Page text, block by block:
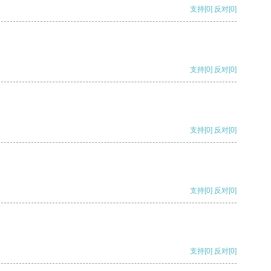
支持[0] 反对[0]
支持[0] 反对[0]
支持[0] 反对[0]
支持[0] 反对[0]
支持[0] 反对[0]